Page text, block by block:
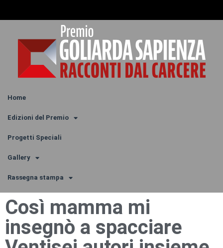
Home
Edizioni del Premio
Progetti Speciali
Gallery
Rassegna stampa
Così mamma mi
insegnò a spacciare